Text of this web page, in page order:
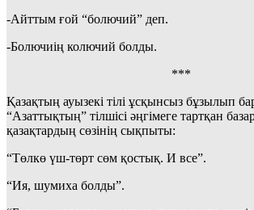
-Айттым ғой “болючий” деп.
-Болючиің колючий болды.
***
Қазақтың ауызекі тілі ұсқынсыз бұзылып
“Азаттықтың” тілшісі әңгімеге тартқан
қазақтардың сөзінің сықпыты:
“Төлкө үш-төрт сөм қостық. И все”.
“Ия, шумиха болды”.